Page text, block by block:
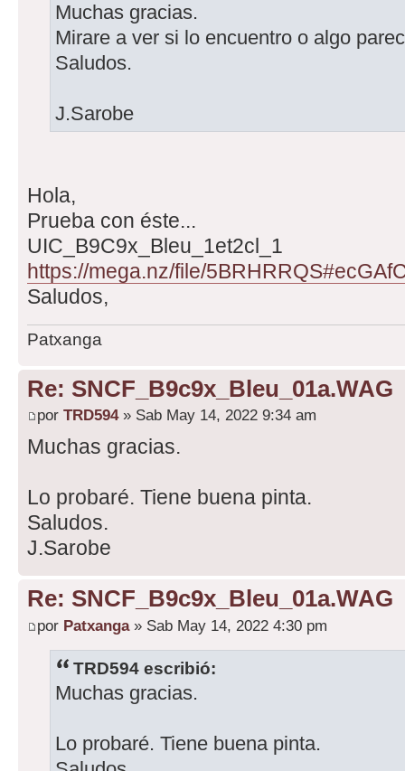
Muchas gracias.
Mirare a ver si lo encuentro o algo
Saludos.
J.Sarobe
Hola,
Prueba con éste...
UIC_B9C9x_Bleu_1et2cl_1
https://mega.nz/file/
Saludos,
Patxanga
Re: SNCF_B9c9x_Bleu_01a.WAG
por TRD594» Sab May 14, 2022 9:34 am
Muchas gracias.
Lo probaré. Tiene buena pinta.
Saludos.
J.Sarobe
Re: SNCF_B9c9x_Bleu_01a.WAG
por Patxanga» Sab May 14, 2022 4:30 pm
TRD594 escribió:
Muchas gracias.
Lo probaré. Tiene buena pinta.